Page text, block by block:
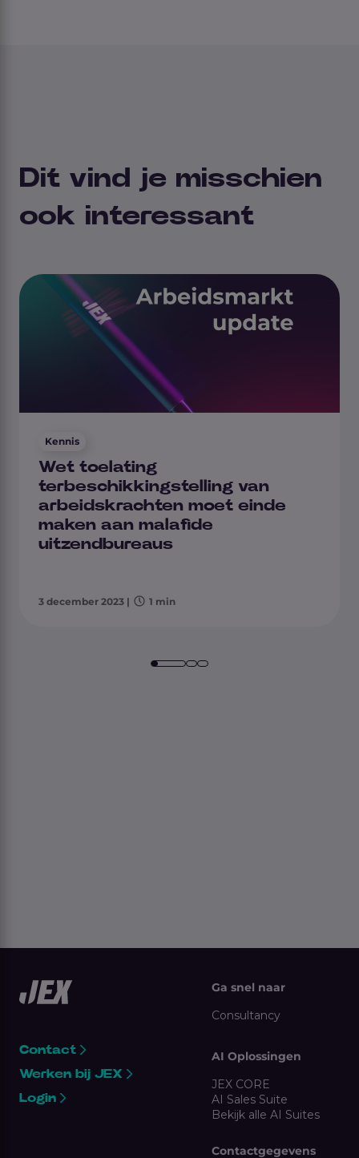
Dit vind je misschien
ook interessant
3 december 2023 | 1 min
Kennis
Wet toelating
terbeschikkingstelling van
arbeidskrachten moet einde
maken aan malafide
uitzendbureaus
Contact
Werken bij JEX
Login
Ga snel naar
Consultancy
AI Oplossingen
JEX CORE
AI Sales Suite
Bekijk alle AI Suites
Contactgegevens